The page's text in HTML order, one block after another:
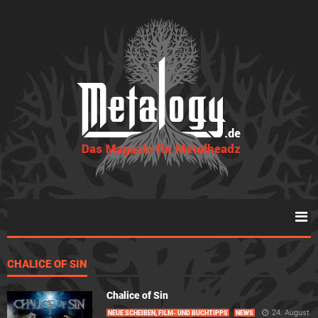
CHALICE OF SIN
Chalice of Sin
NEUE SCHEIBEN, FILM- UND BUCHTIPPS NEWS
24. August